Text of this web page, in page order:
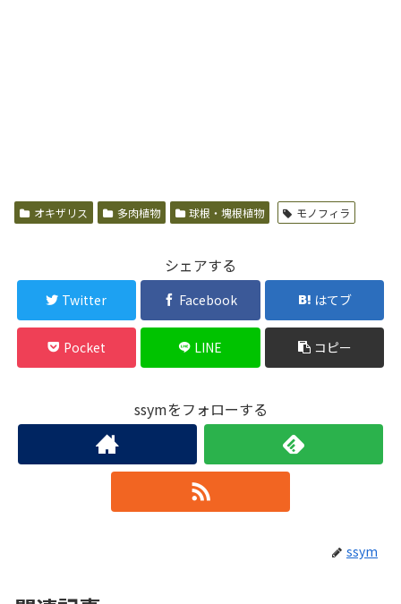
オキザリス 多肉植物 球根・塊根植物 モノフィラ
シェアする
Twitter Facebook はてブ
Pocket LINE コピー
ssymをフォローする
ssym